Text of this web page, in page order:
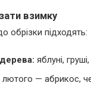
взимку
обрізки підходять:
яблуні,
лютого — абрикос,